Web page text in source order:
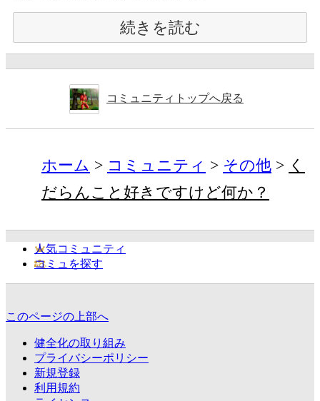
続きを読む
コミュニティトップへ戻る
ホーム コミュニティ その他
く
だらんこと好きですけど何か？
人気コミュニティ
コミュを探す
このページの上部へ
健全化の取り組み
プライバシーポリシー
新規登録
利用規約